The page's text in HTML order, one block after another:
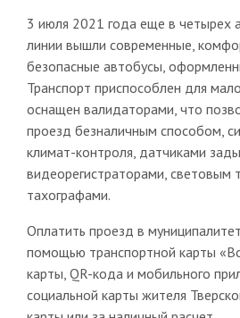
3 июля 2021 года еще в четырех
линии вышли современные,
безопасные автобусы,
Транспорт приспособлен для
оснащен валидаторами, что
проезд безналичным способом,
климат-контроля, датчиками
видеорегистраторами, световым
тахографами.
Оплатить проезд в
помощью транспортной карты
карты, QR-кода и мобильного
социальной карты жителя